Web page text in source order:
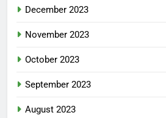
December 2023
November 2023
October 2023
September 2023
August 2023